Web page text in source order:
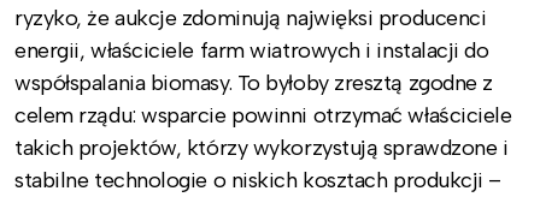
ryzyko, że aukcje zdominują najwięksi producenci
energii, właściciele farm wiatrowych i instalacji do
współspalania biomasy. To byłoby zresztą zgodne z
celem rządu: wsparcie powinni otrzymać właściciele
takich projektów, którzy wykorzystują sprawdzone i
stabilne technologie o niskich kosztach produkcji –